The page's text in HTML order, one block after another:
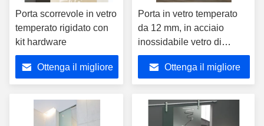
Porta scorrevole in vetro
temperato rigidato con
kit hardware
Ottenga il migliore
Porta in vetro temperato
da 12 mm, in acciaio
inossidabile vetro di
sicurezza trasparente
Ottenga il migliore